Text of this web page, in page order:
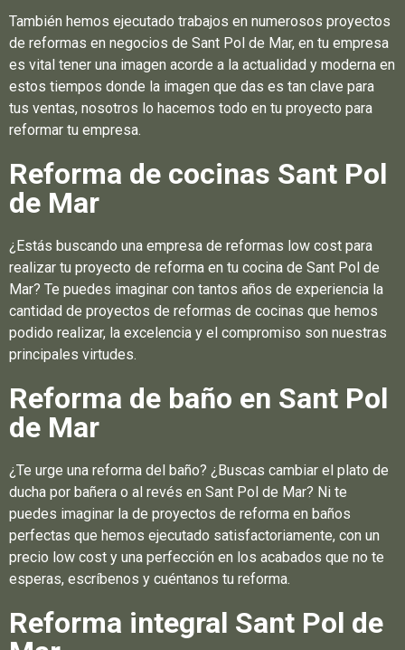
También hemos ejecutado trabajos en numerosos proyectos
de reformas en negocios de Sant Pol de Mar, en tu empresa
es vital tener una imagen acorde a la actualidad y moderna en
estos tiempos donde la imagen que das es tan clave para
tus ventas, nosotros lo hacemos todo en tu proyecto para
reformar tu empresa.
Reforma de cocinas Sant Pol
de Mar
¿Estás buscando una empresa de reformas low cost para
realizar tu proyecto de reforma en tu cocina de Sant Pol de
Mar? Te puedes imaginar con tantos años de experiencia la
cantidad de proyectos de reformas de cocinas que hemos
podido realizar, la excelencia y el compromiso son nuestras
principales virtudes.
Reforma de baño en Sant Pol
de Mar
¿Te urge una reforma del baño? ¿Buscas cambiar el plato de
ducha por bañera o al revés en Sant Pol de Mar? Ni te
puedes imaginar la de proyectos de reforma en baños
perfectas que hemos ejecutado satisfactoriamente, con un
precio low cost y una perfección en los acabados que no te
esperas, escríbenos y cuéntanos tu reforma.
Reforma integral Sant Pol de